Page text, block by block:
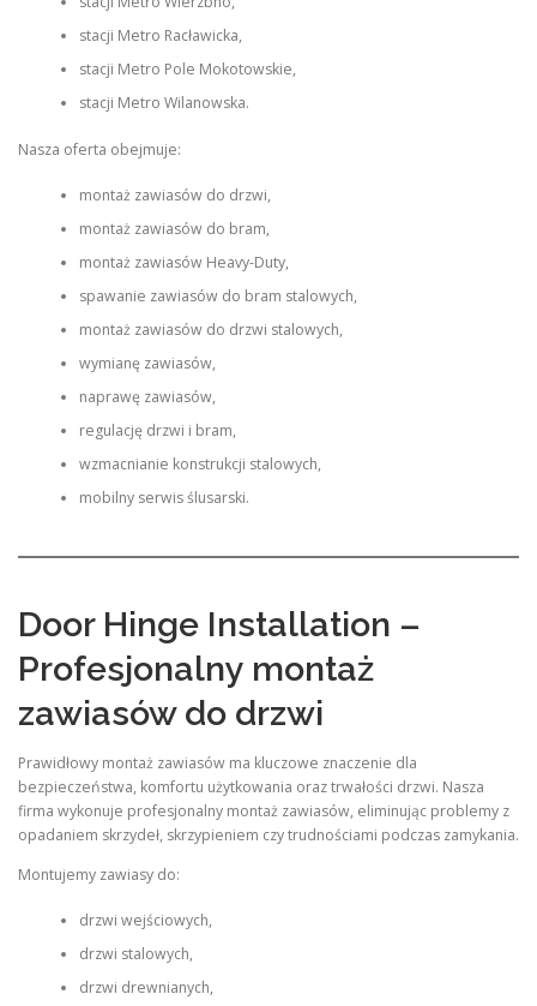
stacji Metro Racławicka,
stacji Metro Pole Mokotowskie,
stacji Metro Wilanowska.
Nasza oferta obejmuje:
montaż zawiasów do drzwi,
montaż zawiasów do bram,
montaż zawiasów Heavy-Duty,
spawanie zawiasów do bram stalowych,
montaż zawiasów do drzwi stalowych,
wymianę zawiasów,
naprawę zawiasów,
regulację drzwi i bram,
wzmacnianie konstrukcji stalowych,
mobilny serwis ślusarski.
Door Hinge Installation –
Profesjonalny montaż
zawiasów do drzwi
Prawidłowy montaż zawiasów ma kluczowe znaczenie dla
bezpieczeństwa, komfortu użytkowania oraz trwałości drzwi. Nasza
firma wykonuje profesjonalny montaż zawiasów, eliminując problemy z
opadaniem skrzydeł, skrzypieniem czy trudnościami podczas zamykania.
Montujemy zawiasy do:
drzwi wejściowych,
drzwi stalowych,
drzwi drewnianych,